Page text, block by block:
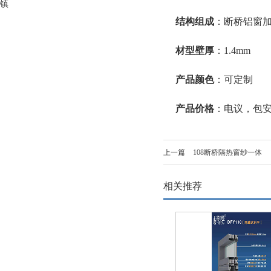
镇
结构组成 ：断桥铝窗
材型壁厚 ：1.4mm
产品颜色：可定制
产品价格 ：电议，包
上一篇 108断桥隔热窗纱一体
相关推荐